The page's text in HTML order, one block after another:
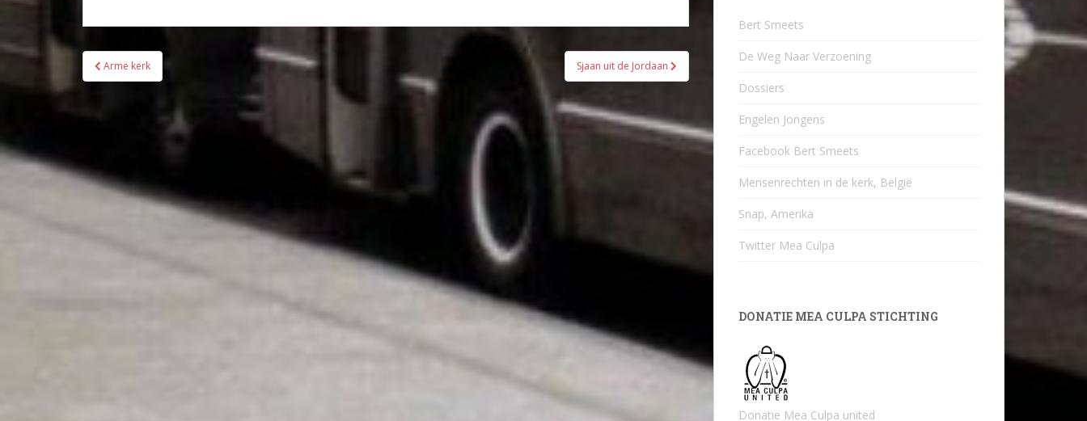
Bericht
navigatie
Arme kerk Sjaan uit de Jordaan
Bert Smeets
De Weg Naar Verzoening
Dossiers
Engelen Jongens
Facebook Bert Smeets
Mensenrechten in de kerk, België
Snap, Amerika
Twitter Mea Culpa
DONATIE MEA CULPA STICHTING
Donatie Mea Culpa united